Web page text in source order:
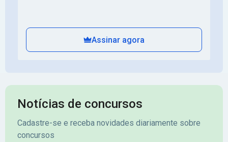
Assinar agora
Notícias de concursos
Cadastre-se e receba novidades diariamente sobre
concursos